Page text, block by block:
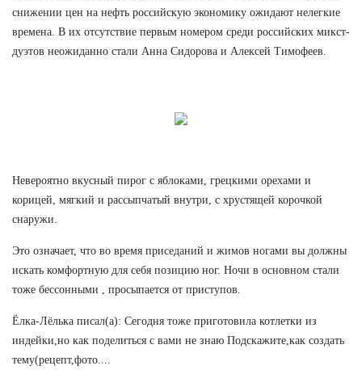
снижении цен на нефть российскую экономику ожидают нелегкие
времена. В их отсутствие первым номером среди российских микст-
дуэтов неожиданно стали Анна Сидорова и Алексей Тимофеев.
Невероятно вкусный пирог с яблоками, грецкими орехами и
корицей, мягкий и рассыпчатый внутри, с хрустящей корочкой
снаружи.
Это означает, что во время приседаний и жимов ногами вы должны
искать комфортную для себя позицию ног. Ночи в основном стали
тоже бессонными , просыпается от приступов.
Ёлка-Лёлька писал(а): Сегодня тоже приготовила котлетки из
индейки,но как поделиться с вами не знаю Подскажите,как создать
тему(рецепт,фото....